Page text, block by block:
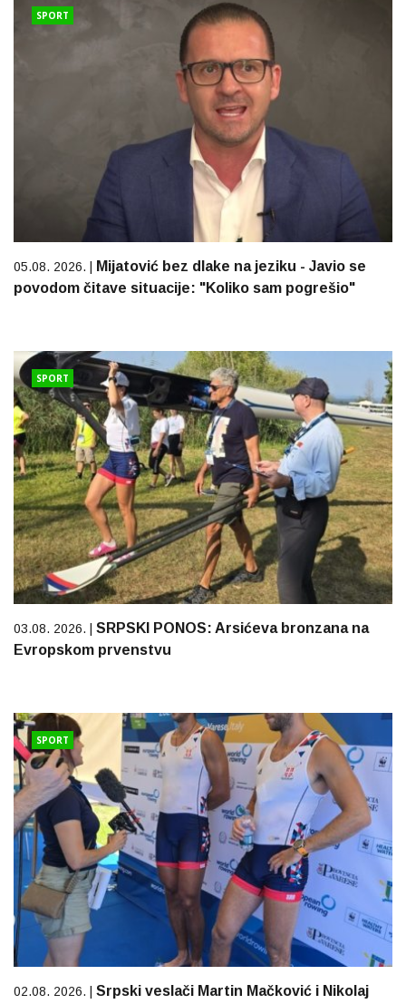
SPORT
05.08. 2026. |
Mijatović bez dlake na jeziku - Javio se
povodom čitave situacije: "Koliko sam pogrešio"
SPORT
03.08. 2026. | SRPSKI PONOS: Arsićeva bronzana na
Evropskom prvenstvu
SPORT
02.08. 2026. | Srpski veslači Martin Mačković i Nikolaj